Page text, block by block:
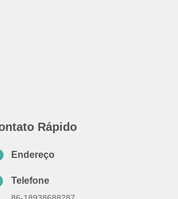
Rápido
Endereço
Telefone